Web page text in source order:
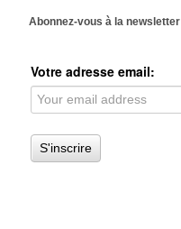
Abonnez-vous à la newsletter
Votre adresse email: